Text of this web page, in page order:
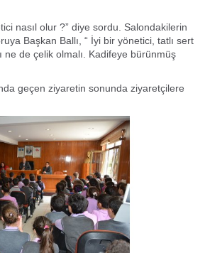
nasıl olur ?” diye sordu. Salondakilerin
Başkan Ballı, “ İyi bir yönetici, tatlı sert
ne de çelik olmalı. Kadifeye bürünmüş
geçen ziyaretin sonunda ziyaretçilere